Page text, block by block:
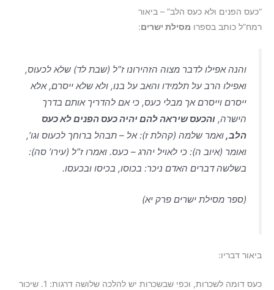
“כעס הפנים ולא כעס הלב” – ביאור
רמח”ל כותב בספרו מסילת ישרים:
והנה אפילו לדבר מצוה הזהירונו ז”ל (שבת לד) שלא לכעוס,
ואפילו הרב על תלמידו והאב על בנו, ולא שלא ייסרם, אלא
ייסרם וייסרם אך מבלי כעס, כי אם להדריך אותם בדרך
הישרה, והכעס שיראה להם יהיה כעס הפנים לא כעס
הלב, ואמר שלמה (קהלת ז): אל – תבהל ברוחך לכעוס וגו’,
ואומר (איוב ה): כי לאויל יהרג – כעס. ואמרו ז”ל (עירו’ סה):
בשלשה דברים האדם ניכר: בכוסו, בכיסו ובכעסו.
(ספר מסילת ישרים פרק יא)
ביאור דבריו:
כעס דומה לשכרות, וכפי שבשכרות יש להלכה שלושה דרגות: 1. שיכור